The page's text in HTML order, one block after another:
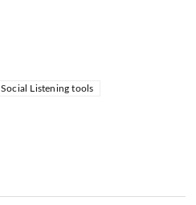
Social Listening tools